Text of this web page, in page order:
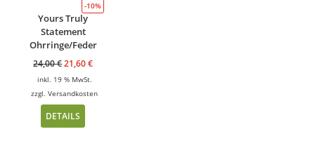
-10%
Yours Truly
Statement
Ohrringe/Feder
24,00€21,60€
inkl. 19 % MwSt.
zzgl.Versandkosten
DETAILS